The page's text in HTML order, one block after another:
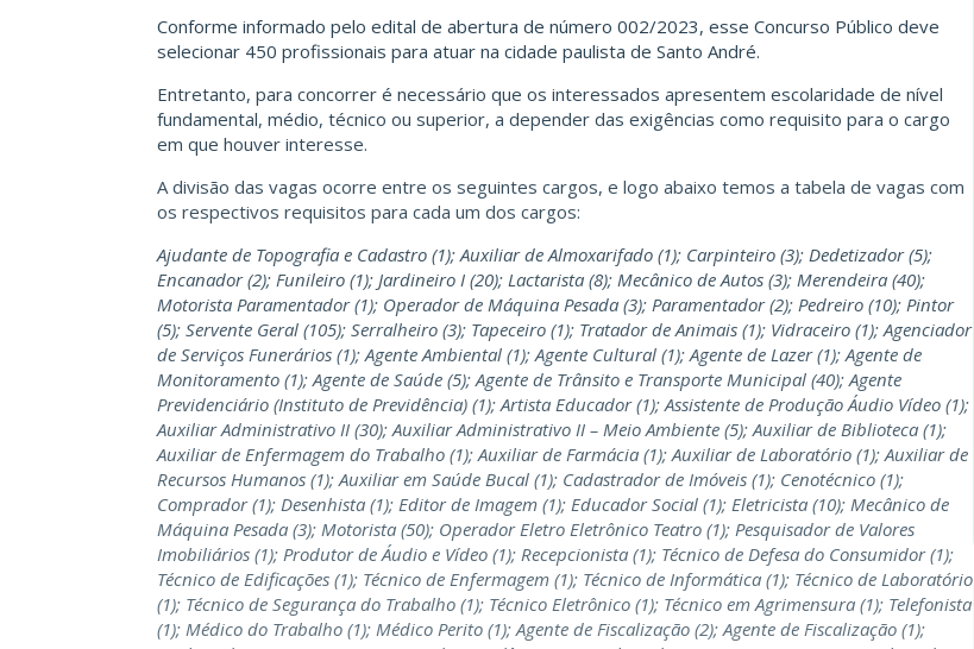
Conforme informado pelo edital de abertura de número 002/2023, esse Concurso Público deve
selecionar 450 profissionais para atuar na cidade paulista de Santo André.
Entretanto, para concorrer é necessário que os interessados apresentem escolaridade de nível
fundamental, médio, técnico ou superior, a depender das exigências como requisito para o cargo
em que houver interesse.
A divisão das vagas ocorre entre os seguintes cargos, e logo abaixo temos a tabela de vagas com
os respectivos requisitos para cada um dos cargos:
Ajudante de Topografia e Cadastro (1); Auxiliar de Almoxarifado (1); Carpinteiro (3); Dedetizador (5);
Encanador (2); Funileiro (1); Jardineiro I (20); Lactarista (8); Mecânico de Autos (3); Merendeira (40);
Motorista Paramentador (1); Operador de Máquina Pesada (3); Paramentador (2); Pedreiro (10); Pintor
(5); Servente Geral (105); Serralheiro (3); Tapeceiro (1); Tratador de Animais (1); Vidraceiro (1); Agenciador
de Serviços Funerários (1); Agente Ambiental (1); Agente Cultural (1); Agente de Lazer (1); Agente de
Monitoramento (1); Agente de Saúde (5); Agente de Trânsito e Transporte Municipal (40); Agente
Previdenciário (Instituto de Previdência) (1); Artista Educador (1); Assistente de Produção Áudio Vídeo (1);
Auxiliar Administrativo II (30); Auxiliar Administrativo II – Meio Ambiente (5); Auxiliar de Biblioteca (1);
Auxiliar de Enfermagem do Trabalho (1); Auxiliar de Farmácia (1); Auxiliar de Laboratório (1); Auxiliar de
Recursos Humanos (1); Auxiliar em Saúde Bucal (1); Cadastrador de Imóveis (1); Cenotécnico (1);
Comprador (1); Desenhista (1); Editor de Imagem (1); Educador Social (1); Eletricista (10); Mecânico de
Máquina Pesada (3); Motorista (50); Operador Eletro Eletrônico Teatro (1); Pesquisador de Valores
Imobiliários (1); Produtor de Áudio e Vídeo (1); Recepcionista (1); Técnico de Defesa do Consumidor (1);
Técnico de Edificações (1); Técnico de Enfermagem (1); Técnico de Informática (1); Técnico de Laboratório
(1); Técnico de Segurança do Trabalho (1); Técnico Eletrônico (1); Técnico em Agrimensura (1); Telefonista
(1); Médico do Trabalho (1); Médico Perito (1); Agente de Fiscalização (2); Agente de Fiscalização (1);